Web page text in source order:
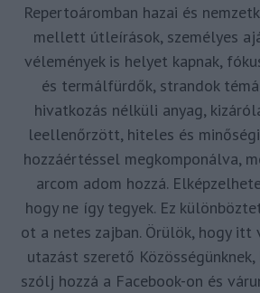
Repertoáromban hazai és
mellett útleírások, személyes
vélemények is helyet kapnak,
és termálfürdők, strandok
hivatkozás nélküli anyag,
leellenőrzött, hiteles és
hozzáértéssel megkomponálva,
arcom adom hozzá.
hogy ne így tegyek. Ez
ot a netes zajban. Örülök, hogy itt
utazást szerető
szólj hozzá a Facebook-on és